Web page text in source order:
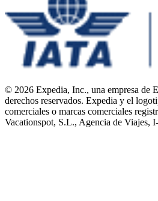
© 2026 Expedia, Inc., una empresa de
derechos reservados. Expedia y el
comerciales o marcas comerciales
Vacationspot, S.L., Agencia de Viajes,